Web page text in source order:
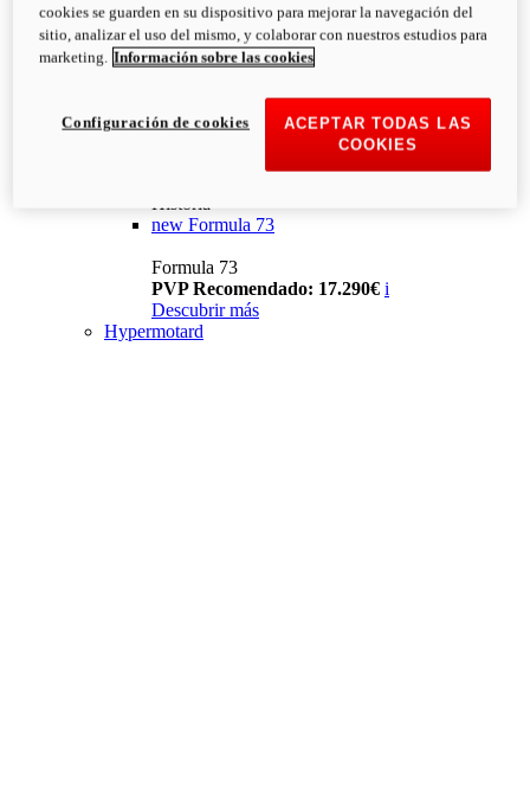
Historia
new Formula 73
Formula 73
PVP Recomendado: 17.290€ i
Descubrir más
Hypermotard
cookies se guarden en su dispositivo para mejorar la navegación del
sitio, analizar el uso del mismo, y colaborar con nuestros estudios para
marketing. Información sobre las cookies
ACEPTAR TODAS LAS
COOKIES
Configuración de cookies